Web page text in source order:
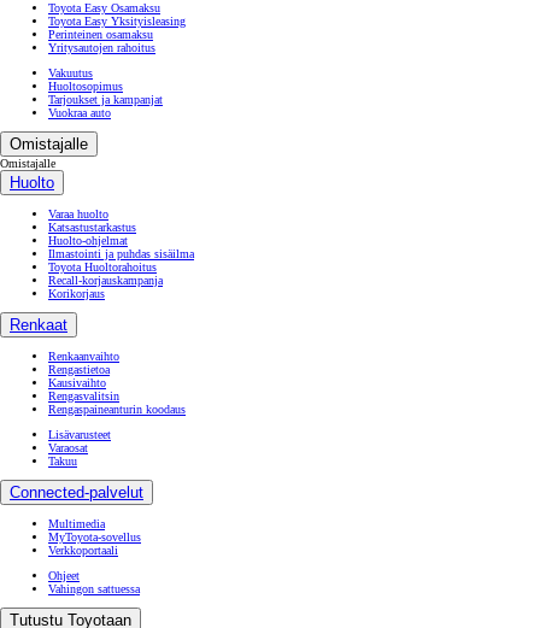
Toyota Easy Osamaksu
Toyota Easy Yksityisleasing
Perinteinen osamaksu
Yritysautojen rahoitus
Vakuutus
Huoltosopimus
Tarjoukset ja kampanjat
Vuokraa auto
Omistajalle
Omistajalle
Huolto
Varaa huolto
Katsastustarkastus
Huolto-ohjelmat
Ilmastointi ja puhdas sisäilma
Toyota Huoltorahoitus
Recall-korjauskampanja
Korikorjaus
Renkaat
Renkaanvaihto
Rengastietoa
Kausivaihto
Rengasvalitsin
Rengaspaineanturin koodaus
Lisävarusteet
Varaosat
Takuu
Connected-palvelut
Multimedia
MyToyota-sovellus
Verkkoportaali
Ohjeet
Vahingon sattuessa
Tutustu Toyotaan